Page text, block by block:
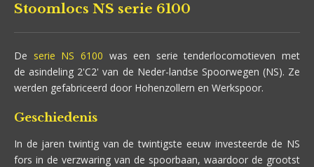
Stoomlocs NS serie 6100
De serie NS 6100 was een serie tenderlocomotieven met
de asindeling 2'C2' van de Neder-landse Spoorwegen (NS). Ze
werden gefabriceerd door Hohenzollern en Werkspoor.
Geschiedenis
In de jaren twintig van de twintigste eeuw investeerde de NS
fors in de verzwaring van de spoorbaan, waardoor de grootst